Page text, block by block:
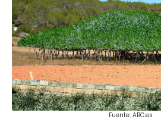
Fuente: ABC.es